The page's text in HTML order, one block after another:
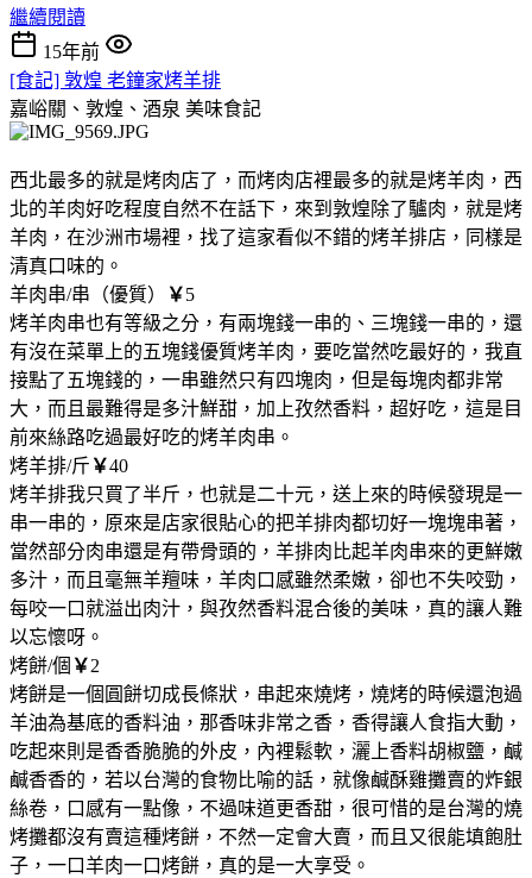
繼續閱讀
15年前
[食記] 敦煌 老鐘家烤羊排
嘉峪關、敦煌、酒泉 美味食記
西北最多的就是烤肉店了，而烤肉店裡最多的就是烤羊肉，西
北的羊肉好吃程度自然不在話下，來到敦煌除了驢肉，就是烤
羊肉，在沙洲市場裡，找了這家看似不錯的烤羊排店，同樣是
清真口味的。
羊肉串/串（優質）
￥5
烤羊肉串也有等級之分，有兩塊錢一串的、三塊錢一串的，還
有沒在菜單上的五塊錢優質烤羊肉，要吃當然吃最好的，我直
接點了五塊錢的，一串雖然只有四塊肉，但是每塊肉都非常
大，而且最難得是多汁鮮甜，加上孜然香料，超好吃，這是目
前來絲路吃過最好吃的烤羊肉串。
烤羊排/斤 ￥40
烤羊排我只買了半斤，也就是二十元，送上來的時候發現是一
串一串的，原來是店家很貼心的把羊排肉都切好一塊塊串著，
當然部分肉串還是有帶骨頭的，羊排肉比起羊肉串來的更鮮嫩
多汁，而且毫無羊羶味，羊肉口感雖然柔嫩，卻也不失咬勁，
每咬一口就溢出肉汁，與孜然香料混合後的美味，真的讓人難
以忘懷呀。
烤餅/個 ￥2
烤餅是一個圓餅切成長條狀，串起來燒烤，燒烤的時候還泡過
羊油為基底的香料油，那香味非常之香，香得讓人食指大動，
吃起來則是香香脆脆的外皮，內裡鬆軟，灑上香料胡椒鹽，鹹
鹹香香的，若以台灣的食物比喻的話，就像鹹酥雞攤賣的炸銀
絲卷，口感有一點像，不過味道更香甜，很可惜的是台灣的燒
烤攤都沒有賣這種烤餅，不然一定會大賣，而且又很能填飽肚
子，一口羊肉一口烤餅，真的是一大享受。